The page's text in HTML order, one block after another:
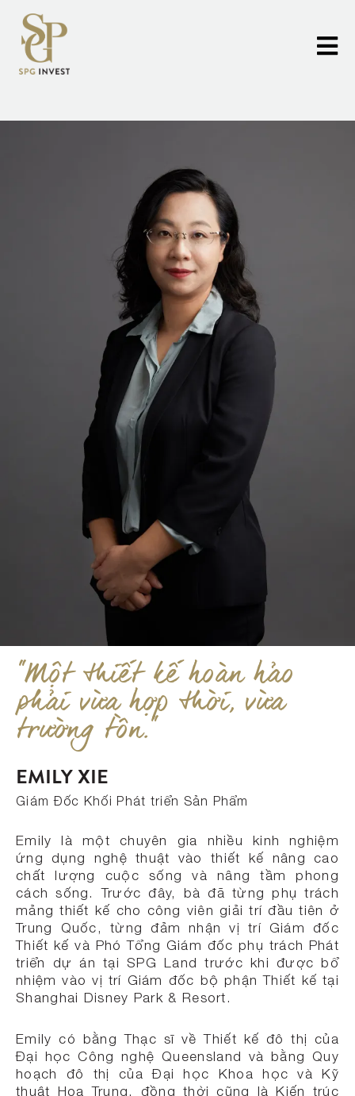
"Một thiết kế hoàn hảo
phải vừa hợp thời, vừa
trường tồn."
EMILY XIE
Giám Đốc Khối Phát triển Sản Phẩm
Emily là một chuyên gia nhiều kinh nghiệm
ứng dụng nghệ thuật vào thiết kế nâng cao
chất lượng cuộc sống và nâng tầm phong
cách sống. Trước đây, bà đã từng phụ trách
mảng thiết kế cho công viên giải trí đầu tiên ở
Trung Quốc, từng đảm nhận vị trí Giám đốc
Thiết kế và Phó Tổng Giám đốc phụ trách Phát
triển dự án tại SPG Land trước khi được bổ
nhiệm vào vị trí Giám đốc bộ phận Thiết kế tại
Shanghai Disney Park & Resort.
Emily có bằng Thạc sĩ về Thiết kế đô thị của
Đại học Công nghệ Queensland và bằng Quy
hoạch đô thị của Đại học Khoa học và Kỹ
thuật Hoa Trung, đồng thời cũng là Kiến trúc